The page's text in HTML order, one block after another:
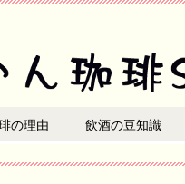
の理由 飲酒の豆知識